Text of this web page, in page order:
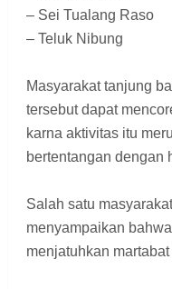
– Sei Tualang Raso
– Teluk Nibung
Masyarakat tanjung
tersebut dapat
karna aktivitas itu
bertentangan dengan
Salah satu
menyampaikan
menjatuhkan